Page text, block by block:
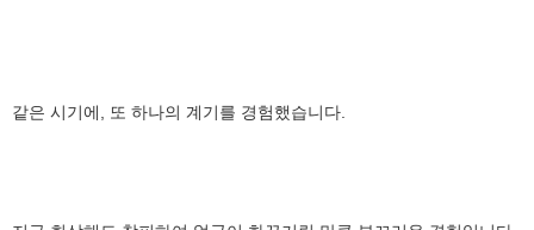
같은 시기에, 또 하나의 계기를 경험했습니다.